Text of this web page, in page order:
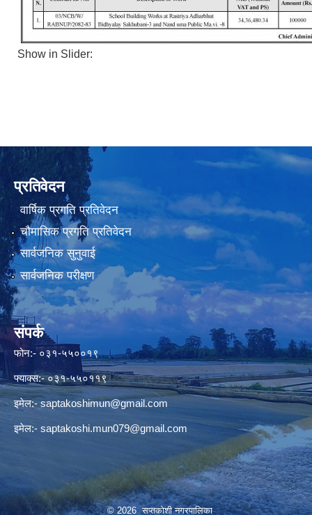
Show in Slider:
प्रतिवेदन
वार्षिक प्रगति प्रतिवेदन
चौमासिक प्रगति प्रतिवेदन
सार्वजनिक सुनुवाई
सार्वजनिक परीक्षण
संपर्क
फोन:- ०३१-५५००१९
फ्याक्स:- ०३१-५५०११९
इमेल:- saptakoshimun@gmail.com
इमेल:- saptakoshi.mun079@gmail.com
© 2026 सप्तकोशी नगरपालिका